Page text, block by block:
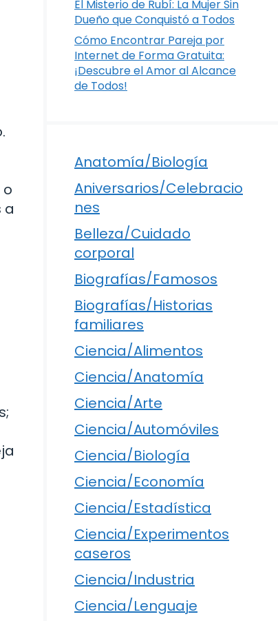
a
El Misterio de Rubí: La Mujer Sin
Dueño que Conquistó a Todos
Cómo Encontrar Pareja por
Internet de Forma Gratuita:
¡Descubre el Amor al Alcance
de Todos!
Anatomía/Biología
Aniversarios/Celebracio
nes
Belleza/Cuidado
corporal
Biografías/Famosos
Biografías/Historias
familiares
Ciencia/Alimentos
Ciencia/Anatomía
Ciencia/Arte
Ciencia/Automóviles
Ciencia/Biología
Ciencia/Economía
Ciencia/Estadística
Ciencia/Experimentos
caseros
Ciencia/Industria
Ciencia/Lenguaje